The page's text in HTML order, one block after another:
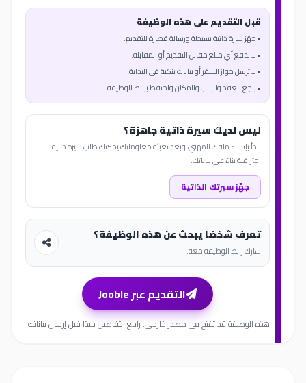
قبل التقديم على هذه الوظيفة
• جهّز سيرة ذاتية بسيطة ورسالة قصيرة للتقديم.
• لا تدفع أي مبلغ مقابل التقديم أو المقابلة.
• لا ترسل جواز السفر أو بيانات بنكية في البداية.
• راجع العقد والراتب والمكان واحتفظ برابط الوظيفة.
ليس لديك سيرة ذاتية جاهزة؟
ابدأ بإنشاء ملفك المهني، وبعد تعبئة معلوماتك يمكنك طلب سيرة ذاتية
احترافية بناءً على بياناتك.
جهّز سيرتك الذاتية
تعرف شخصًا يبحث عن هذه الوظيفة؟
شارك رابط الوظيفة معه.
التقديم عبر Jooble
هذه الوظيفة قد تفتح في مصدر خارجي. راجع التفاصيل جيدًا قبل إرسال بياناتك.